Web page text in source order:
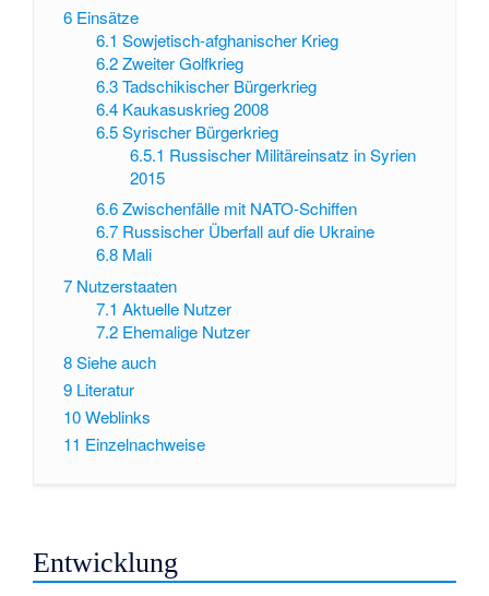
6 Einsätze
6.1 Sowjetisch-afghanischer Krieg
6.2 Zweiter Golfkrieg
6.3 Tadschikischer Bürgerkrieg
6.4 Kaukasuskrieg 2008
6.5 Syrischer Bürgerkrieg
6.5.1 Russischer Militäreinsatz in Syrien
2015
6.6 Zwischenfälle mit NATO-Schiffen
6.7 Russischer Überfall auf die Ukraine
6.8 Mali
7 Nutzerstaaten
7.1 Aktuelle Nutzer
7.2 Ehemalige Nutzer
8Siehe auch
9 Literatur
10Weblinks
11 Einzelnachweise
Entwicklung